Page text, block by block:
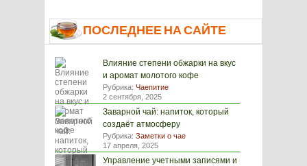
ПОСЛЕДНЕЕ НА САЙТЕ
Влияние степени обжарки на вкус
и аромат молотого кофе
Рубрика: Чаепитие
2 сентября, 2025
Заварной чай: напиток, который
создаёт атмосферу
Рубрика: Заметки о чае
17 апреля, 2025
Управление учетными записями и